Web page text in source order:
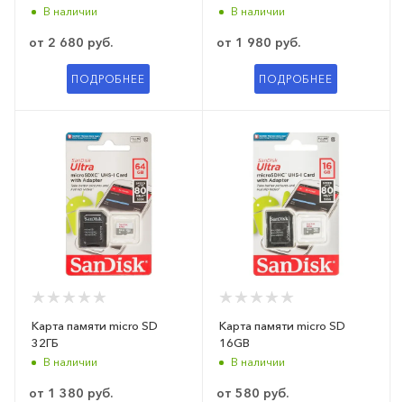
В наличии
от 2 680 руб.
ПОДРОБНЕЕ
В наличии
от 1 980 руб.
ПОДРОБНЕЕ
Карта памяти micro SD
32ГБ
В наличии
от 1 380 руб.
Карта памяти micro SD
16GB
В наличии
от 580 руб.